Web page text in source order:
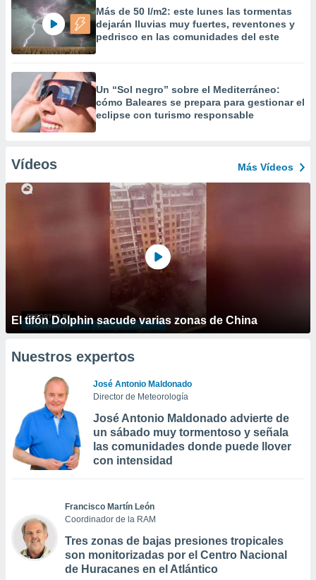
Más de 50 l/m2: este lunes las tormentas
dejarán lluvias muy fuertes, reventones y
pedrisco en las comunidades del este
Un “Sol negro” sobre el Mediterráneo:
cómo Baleares se prepara para gestionar el
eclipse con turismo responsable
Vídeos Más Vídeos
El tifón Dolphin sacude varias zonas de China
Nuestros expertos
José Antonio Maldonado
Director de Meteorología
José Antonio Maldonado advierte de
un sábado muy tormentoso y señala
las comunidades donde puede llover
con intensidad
Francisco Martín León
Coordinador de la RAM
Tres zonas de bajas presiones tropicales
son monitorizadas por el Centro Nacional
de Huracanes en el Atlántico